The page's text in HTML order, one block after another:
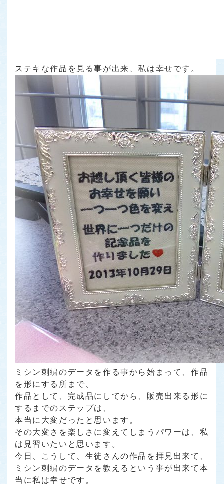
ステキな作品を見る事が出来、私は幸せです。
ミシン刺繍のデータを作る事から始まって、作品
を形にする所まで、
作品として、完成品にしてから、販売出来る形に
するまでのステップは、
本当に大変だったと思います。
その大変さを楽しさに変えてしまうパワーは、私
は見習いたいと思います。
今日、こうして、生徒さんの作品を拝見出来て、
ミシン刺繍のデータを教えるという事が出来て本
当に私は幸せです。